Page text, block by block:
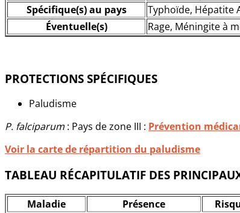
Spécifique(s) au pays
Typhoïde, Hépatite
Éventuelle(s)
Rage, Méningite à
PROTECTIONS SPÉCIFIQUES
Paludisme
P. falciparum : Pays de zone III : Prévention
Voir la carte de répartition du paludisme
TABLEAU RÉCAPITULATIF DES
Maladie Présence